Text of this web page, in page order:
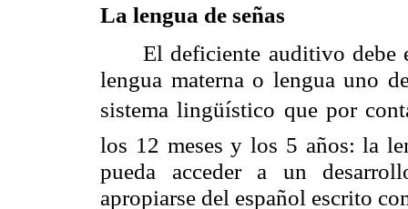
La lengua de señas
El deficiente auditivo debe
lengua materna o lengua uno
sistema lingüístico que por
los 12 meses y los 5 años: la
pueda acceder a un
apropiarse del español escrito